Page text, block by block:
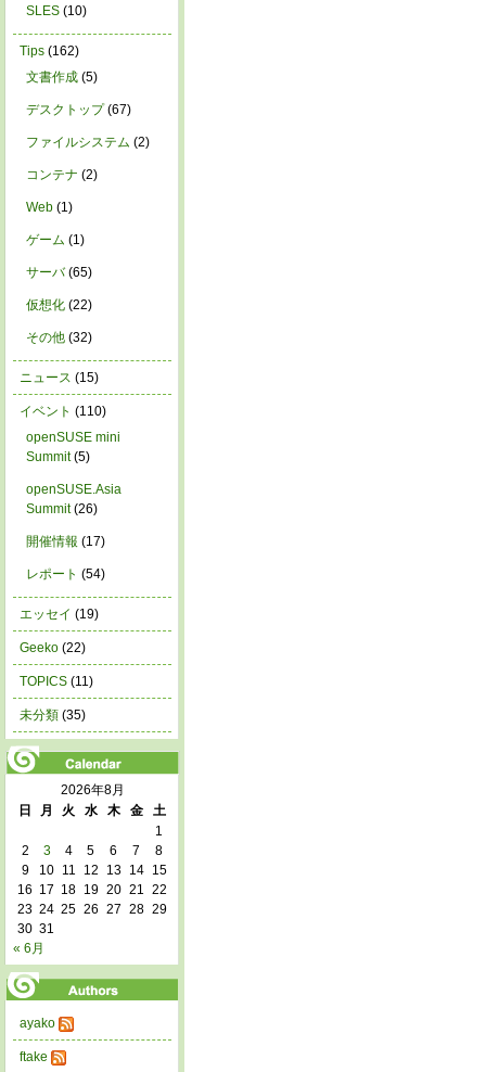
SLES (10)
Tips (162)
文書作成 (5)
デスクトップ(67)
ファイルシステム (2)
コンテナ (2)
Web (1)
ゲーム (1)
サーバ(65)
仮想化 (22)
その他 (32)
ニュース (15)
イベント (110)
openSUSE mini
Summit(5)
openSUSE.Asia
Summit(26)
開催情報 (17)
レポート (54)
エッセイ (19)
Geeko (22)
TOPICS (11)
未分類 (35)
2026年8月
日
月 火 水 木 金
土
1
2
3 4 5 6 7
8
9
10 11 12 13 14
15
16 17 18 19 20 21 22
23 24 25 26 27 28 29
30 31
« 6月
ayako
ftake